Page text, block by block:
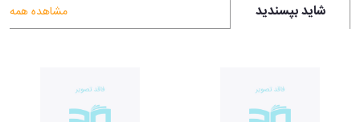
شاید بپسندید مشاهده همه